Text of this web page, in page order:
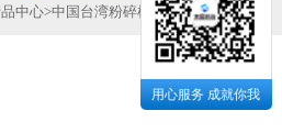
中心>中国台湾粉碎机 >
用心服务 成就你我